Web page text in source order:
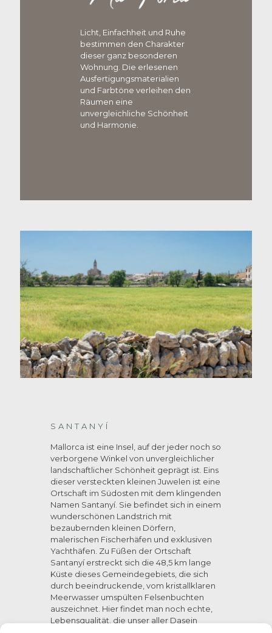
Licht, Einfachheit und Ruhe
bestimmen den Charakter
dieser ganz besonderen
Wohnung. Die erlesenen
Ausfertigungsmaterialien
und Farbtöne verleihen den
Räumen eine
unvergleichliche Schönheit
und Harmonie.
SANTANYÍ
Mallorca ist eine Insel, auf der jeder noch so
verborgene Winkel von unvergleichlicher
landschaftlicher Schönheit geprägt ist. Eins
dieser versteckten kleinen Juwelen ist eine
Ortschaft im Südosten mit dem klingenden
Namen Santanyí. Sie befindet sich in einem
wunderschönen Landstrich mit
bezaubernden kleinen Dörfern,
malerischen Fischerhäfen und exklusiven
Yachthäfen. Zu Füßen der Ortschaft
Santanyí erstreckt sich die 48,5 km lange
Küste dieses Gemeindegebiets, die sich
durch beeindruckende, vom kristallklaren
Meerwasser umspülten Felsenbuchten
auszeichnet. Hier findet man noch echte,
Lebensqualität, die unser aller Dasein